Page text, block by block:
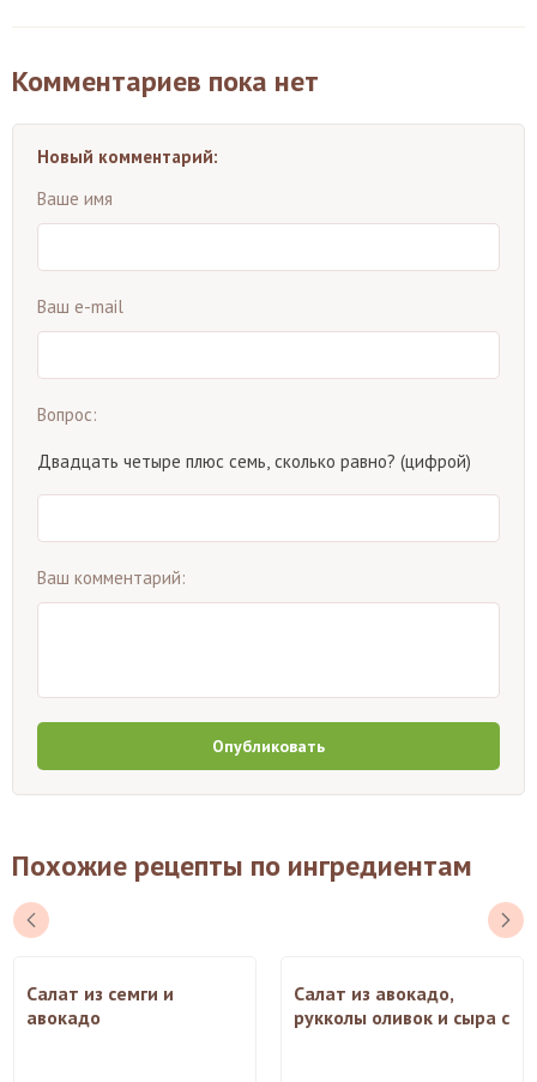
Комментариев пока нет
Новый комментарий:
Ваше имя
Ваш e-mail
Вопрос:
Двадцать четыре плюс семь, сколько равно? (цифрой)
Ваш комментарий:
Опубликовать
Похожие рецепты по ингредиентам
Салат из семги и
авокадо
Салат из авокадо,
рукколы оливок и сыра с